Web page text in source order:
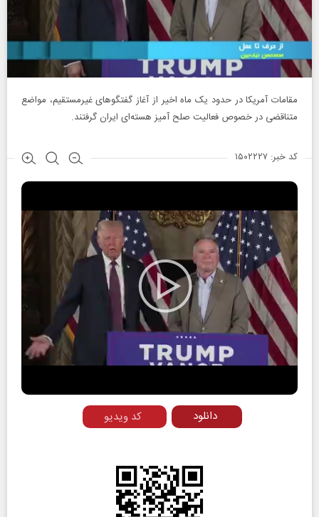
مقامات آمریکا در حدود یک ماه اخیر از آغاز گفتگوهای غیرمستقیم، مواضع
متناقضی در خصوص فعالیت صلح آمیز هسته‌ای ایران گرفتند.
کد خبر: ۱۵۰۲۲۲۷
Play
Video
کد ویدیو دانلود